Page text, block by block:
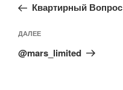
записям
запись:
Квартирный Вопрос
Следующая
запись
ДАЛЕЕ
@mars_limited